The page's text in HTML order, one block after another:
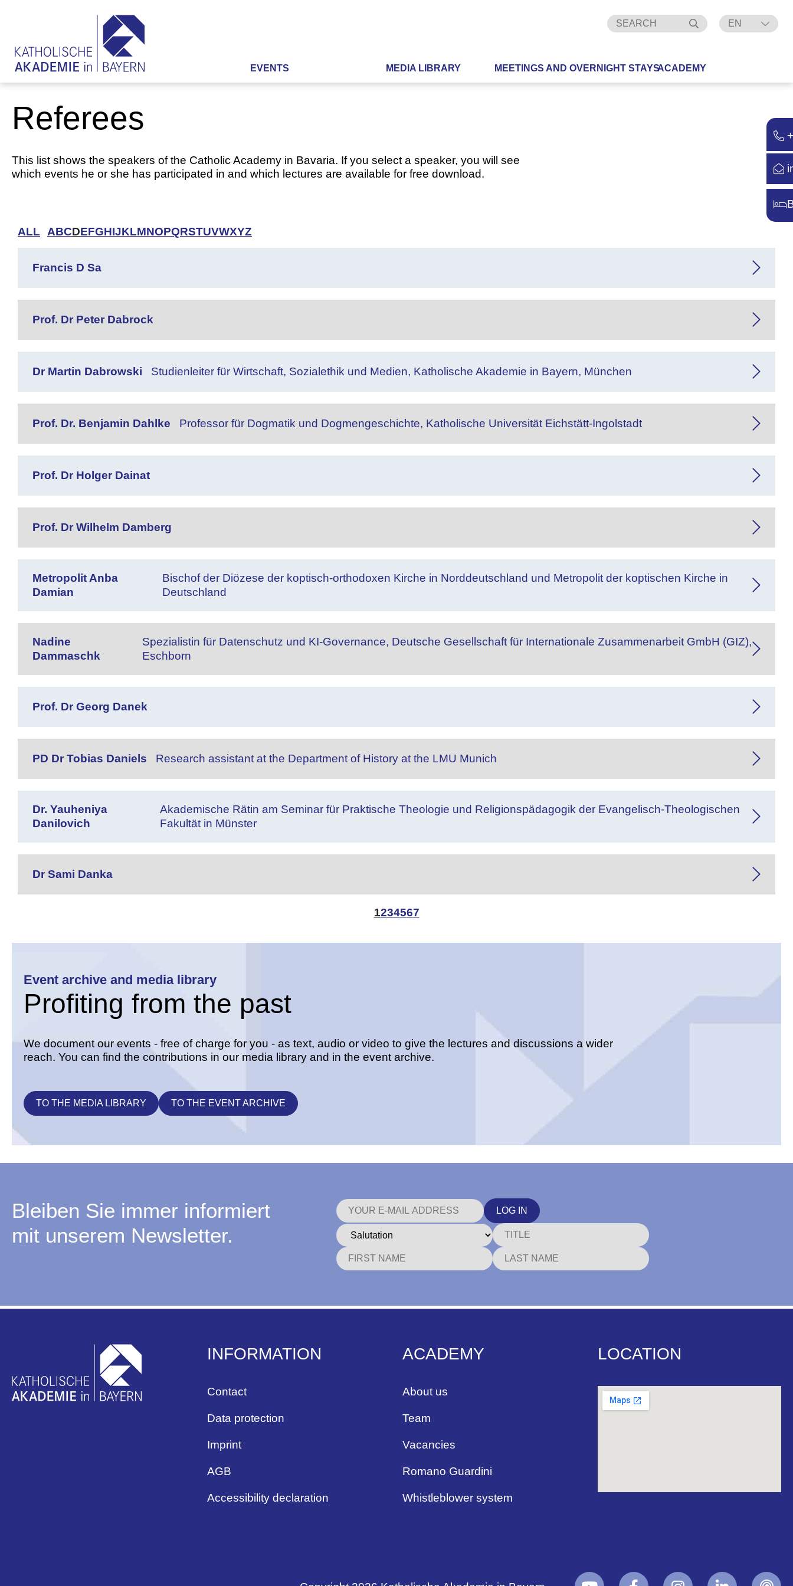
EN
EVENTS MEDIA LIBRARY MEETINGS AND OVERNIGHT STAYSACADEMY
Referees
This list shows the speakers of the Catholic Academy in Bavaria. If you select a speaker, you will see
which events he or she has participated in and which lectures are available for free download.
ALL ABCDEFGHIJKLMNOPQRSTUVWXYZ
Francis D Sa
Prof. Dr Peter Dabrock
Dr Martin Dabrowski Studienleiter für Wirtschaft, Sozialethik und Medien, Katholische Akademie in Bayern, München
Prof. Dr. Benjamin Dahlke Professor für Dogmatik und Dogmengeschichte, Katholische Universität Eichstätt-Ingolstadt
Prof. Dr Holger Dainat
Prof. Dr Wilhelm Damberg
Metropolit Anba
Damian
Bischof der Diözese der koptisch-orthodoxen Kirche in Norddeutschland und Metropolit der koptischen Kirche in
Deutschland
Nadine
Dammaschk
Spezialistin für Datenschutz und KI-Governance, Deutsche Gesellschaft für Internationale Zusammenarbeit GmbH (GIZ),
Eschborn
Prof. Dr Georg Danek
PD Dr Tobias Daniels Research assistant at the Department of History at the LMU Munich
Dr. Yauheniya
Danilovich
Akademische Rätin am Seminar für Praktische Theologie und Religionspädagogik der Evangelisch-Theologischen
Fakultät in Münster
Dr Sami Danka
1234567
Event archive and media library
Profiting from the past
We document our events - free of charge for you - as text, audio or video to give the lectures and discussions a wider
reach. You can find the contributions in our media library and in the event archive.
TO THE MEDIA LIBRARY TO THE EVENT ARCHIVE
Bleiben Sie immer informiert
mit unserem Newsletter.
LOG IN
INFORMATION
Contact
Data protection
Imprint
AGB
Accessibility declaration
ACADEMY
About us
Team
Vacancies
Romano Guardini
Whistleblower system
LOCATION